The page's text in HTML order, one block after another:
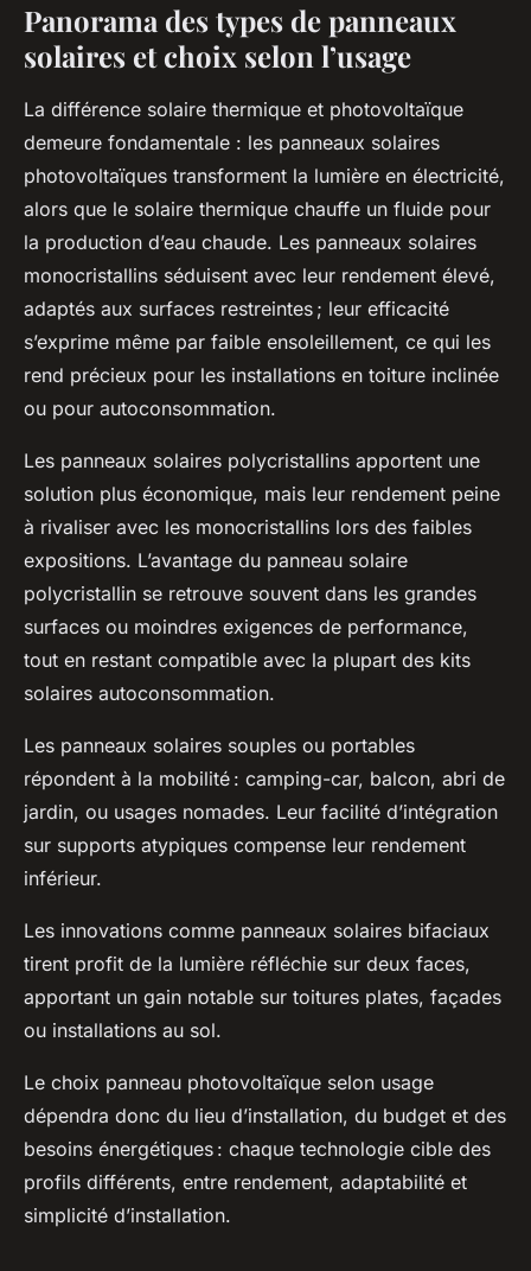
Panorama des types de panneaux
solaires et choix selon l’usage
La différence solaire thermique et photovoltaïque
demeure fondamentale : les panneaux solaires
photovoltaïques transforment la lumière en électricité,
alors que le solaire thermique chauffe un fluide pour
la production d’eau chaude. Les panneaux solaires
monocristallins séduisent avec leur rendement élevé,
adaptés aux surfaces restreintes ; leur efficacité
s’exprime même par faible ensoleillement, ce qui les
rend précieux pour les installations en toiture inclinée
ou pour autoconsommation.
Les panneaux solaires polycristallins apportent une
solution plus économique, mais leur rendement peine
à rivaliser avec les monocristallins lors des faibles
expositions. L’avantage du panneau solaire
polycristallin se retrouve souvent dans les grandes
surfaces ou moindres exigences de performance,
tout en restant compatible avec la plupart des kits
solaires autoconsommation.
Les panneaux solaires souples ou portables
répondent à la mobilité : camping-car, balcon, abri de
jardin, ou usages nomades. Leur facilité d’intégration
sur supports atypiques compense leur rendement
inférieur.
Les innovations comme panneaux solaires bifaciaux
tirent profit de la lumière réfléchie sur deux faces,
apportant un gain notable sur toitures plates, façades
ou installations au sol.
Le choix panneau photovoltaïque selon usage
dépendra donc du lieu d’installation, du budget et des
besoins énergétiques : chaque technologie cible des
profils différents, entre rendement, adaptabilité et
simplicité d’installation.